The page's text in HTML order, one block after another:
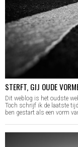
STERFT, GIJ OUDE
Dit weblog is het oudste
Toch schrijf ik de laatste
ben gestart als een vorm